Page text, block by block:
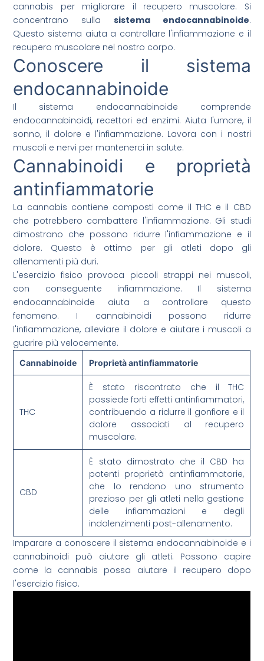
cannabis per migliorare il recupero muscolare. Si
concentrano sulla sistema endocannabinoide.
Questo sistema aiuta a controllare l'infiammazione e il
recupero muscolare nel nostro corpo.
Conoscere il sistema
endocannabinoide
Il sistema endocannabinoide comprende
endocannabinoidi, recettori ed enzimi. Aiuta l'umore, il
sonno, il dolore e l'infiammazione. Lavora con i nostri
muscoli e nervi per mantenerci in salute.
Cannabinoidi e proprietà
antinfiammatorie
La cannabis contiene composti come il THC e il CBD
che potrebbero combattere l'infiammazione. Gli studi
dimostrano che possono ridurre l'infiammazione e il
dolore. Questo è ottimo per gli atleti dopo gli
allenamenti più duri.
L'esercizio fisico provoca piccoli strappi nei muscoli,
con conseguente infiammazione. Il sistema
endocannabinoide aiuta a controllare questo
fenomeno. I cannabinoidi possono ridurre
l'infiammazione, alleviare il dolore e aiutare i muscoli a
guarire più velocemente.
Cannabinoide Proprietà antinfiammatorie
THC
È stato riscontrato che il THC
possiede forti effetti antinfiammatori,
contribuendo a ridurre il gonfiore e il
dolore associati al recupero
muscolare.
CBD
È stato dimostrato che il CBD ha
potenti proprietà antinfiammatorie,
che lo rendono uno strumento
prezioso per gli atleti nella gestione
delle infiammazioni e degli
indolenzimenti post-allenamento.
Imparare a conoscere il sistema endocannabinoide e i
cannabinoidi può aiutare gli atleti. Possono capire
come la cannabis possa aiutare il recupero dopo
l'esercizio fisico.